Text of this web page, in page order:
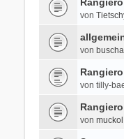
von
von buscha
von tilly-
von muckol